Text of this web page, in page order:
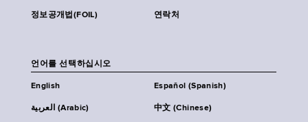
정보공개법(FOIL) 연락처
언어를 선택하십시오
English Español (Spanish)
العربية (Arabic) 中文 (Chinese)